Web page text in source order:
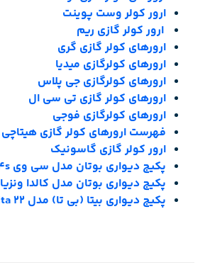
ارور کولر وست پوینت
ارور کولر گازی ریم
ارورهای کولر گازی گری
ارورهای کولرگازی میدیا
ارورهای کولرگازی جی پلاس
ارورهای کولر گازی تی سی ال
ارورهای کولرگازی فوجی
فهرست ارورهای کولر گازی هیتاچی
ارور کولر گازی گاسونیک
پکیج دیواری بوتان مدل سی وی CV424s
پکیج دیواری بوتان مدل کالدا ونزیا 24 KI
پکیج دیواری بیتا (بی تا) مدل Bita 22